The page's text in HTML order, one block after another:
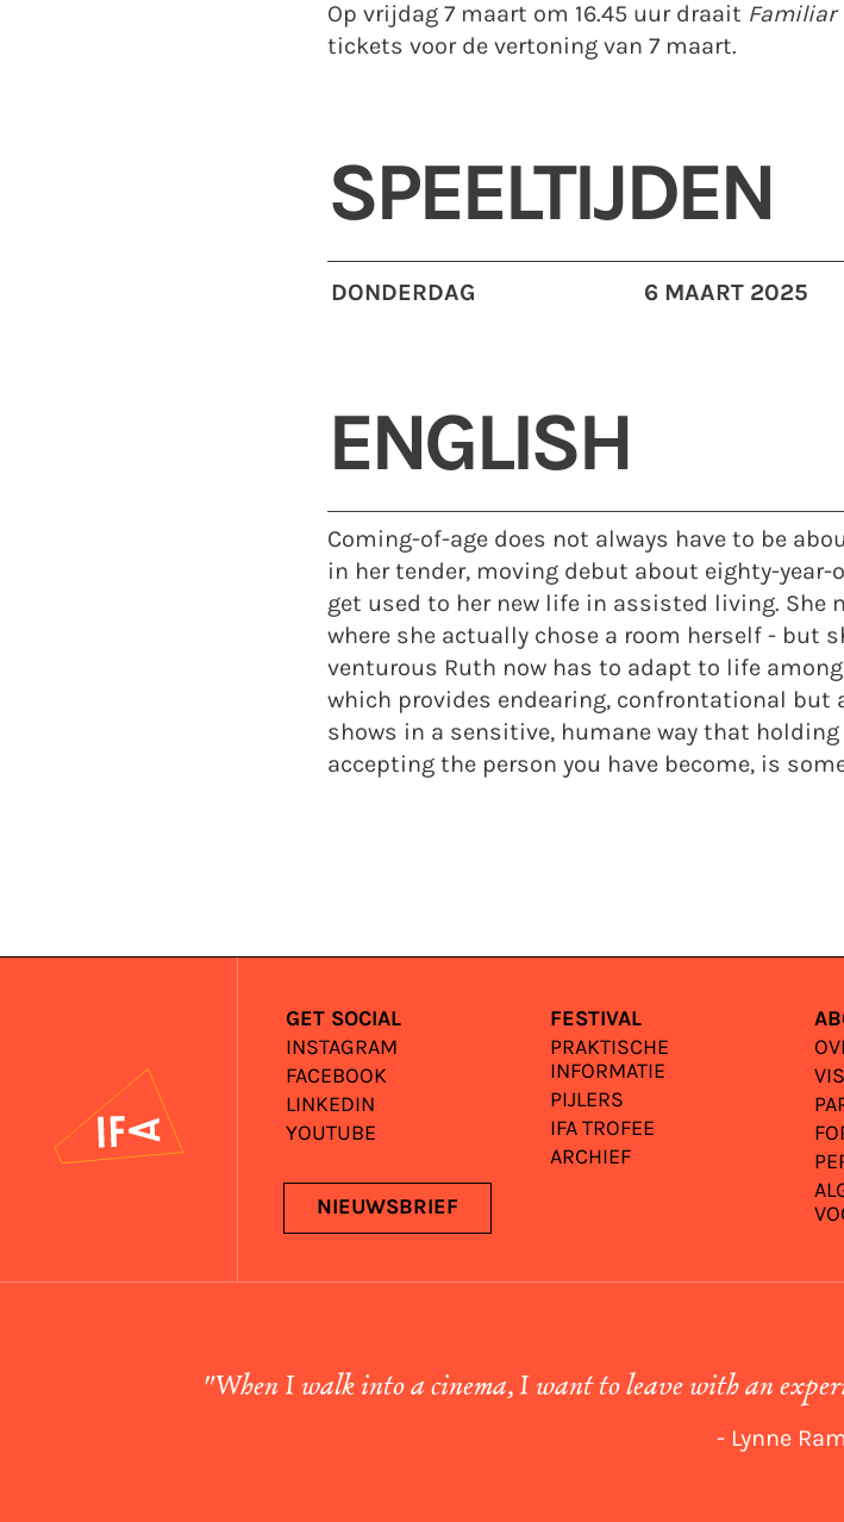
Op vrijdag 7 maart om 16.45 uur draait Familiar
tickets voor de vertoning van 7 maart.
SPEELTIJDEN
DONDERDAG 6 MAART 2025
ENGLISH
Coming-of-age does not always have to be
in her tender, moving debut about eighty-
get used to her new life in assisted living. She
where she actually chose a room herself - but
venturous Ruth now has to adapt to life
which provides endearing, confrontational but
shows in a sensitive, humane way that
accepting the person you have become, is
GET SOCIAL
INSTAGRAM
FACEBOOK
LINKEDIN
YOUTUBE
NIEUWSBRIEF
FESTIVAL
PRAKTISCHE
INFORMATIE
PIJLERS
IFA TROFEE
ARCHIEF
"When I walk into a cinema, I want to leave with an
- Lynne